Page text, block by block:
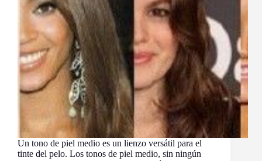
Un tono de piel medio es un lienzo versátil para el
tinte del pelo. Los tonos de piel medio, sin ningún